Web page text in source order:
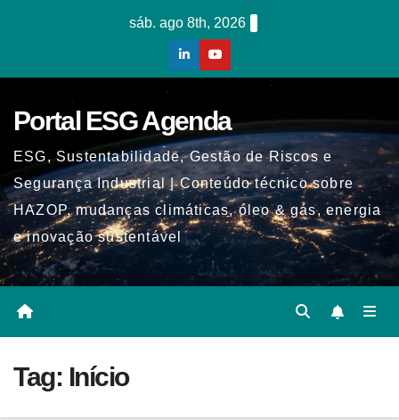
sáb. ago 8th, 2026
Portal ESG Agenda
ESG, Sustentabilidade, Gestão de Riscos e
Segurança Industrial | Conteúdo técnico sobre
HAZOP, mudanças climáticas, óleo & gás, energia
e inovação sustentável
Tag: Início